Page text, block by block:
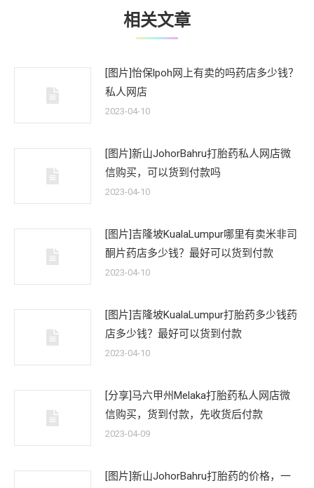
相关文章
[图片]怡保lpoh网上有卖的吗药店多少钱？
私人网店
2023-04-10
[图片]新山JohorBahru打胎药私人网店微
信购买，可以货到付款吗
2023-04-10
[图片]吉隆坡KualaLumpur哪里有卖米非司
酮片药店多少钱？最好可以货到付款
2023-04-10
[图片]吉隆坡KualaLumpur打胎药多少钱药
店多少钱？最好可以货到付款
2023-04-10
[分享]马六甲州Melaka打胎药私人网店微
信购买，货到付款，先收货后付款
2023-04-09
[图片]新山JohorBahru打胎药的价格，一